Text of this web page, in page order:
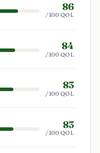
86
/100 QOL
84
/100 QOL
83
/100 QOL
83
/100 QOL